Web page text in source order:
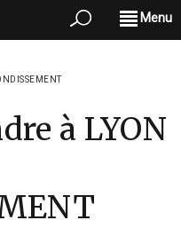
Menu
à LYON